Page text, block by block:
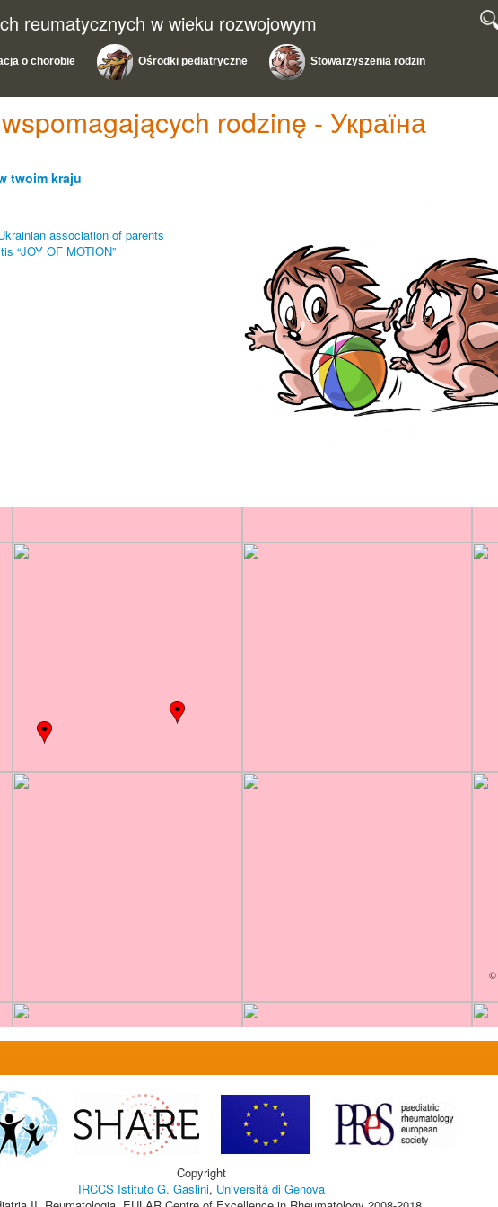
reumatycznych w wieku rozwojowym
o chorobie Ośrodki pediatryczne Stowarzyszenia rodzin
rodzinę - Україна
twoim kraju
association of parents
“JOY OF MOTION”
©
Copyright
IRCCS Istituto G. Gaslini, Università di Genova